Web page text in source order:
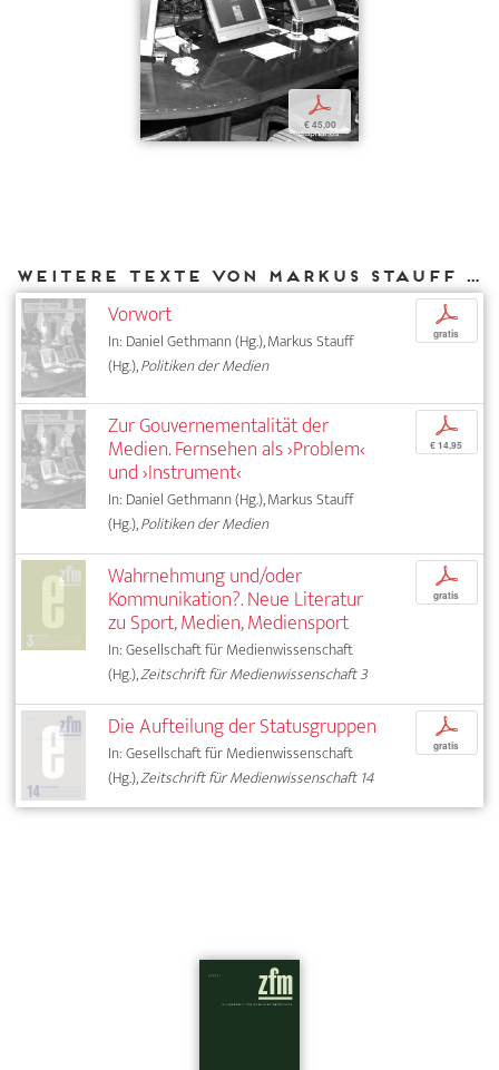
p
€ 45,00
Weitere Texte von Markus Stauff bei DIAPHANES
Vorwort
In: Daniel Gethmann (Hg.), Markus Stauff
(Hg.),Politiken der Medien
p
gratis
Zur Gouvernementalität der
Medien. Fernsehen als ›Problem‹
und ›Instrument‹
In: Daniel Gethmann (Hg.), Markus Stauff
(Hg.),Politiken der Medien
p
€ 14,95
Wahrnehmung und/oder
Kommunikation?. Neue Literatur
zu Sport, Medien, Mediensport
In: Gesellschaft für Medienwissenschaft
(Hg.),Zeitschrift für Medienwissenschaft 3
p
gratis
Die Aufteilung der Statusgruppen
In: Gesellschaft für Medienwissenschaft
(Hg.),Zeitschrift für Medienwissenschaft 14
p
gratis